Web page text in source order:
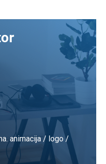
animacija / logo /